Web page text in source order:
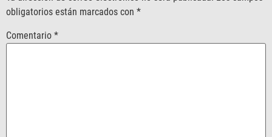
obligatorios están marcados con *
Comentario *